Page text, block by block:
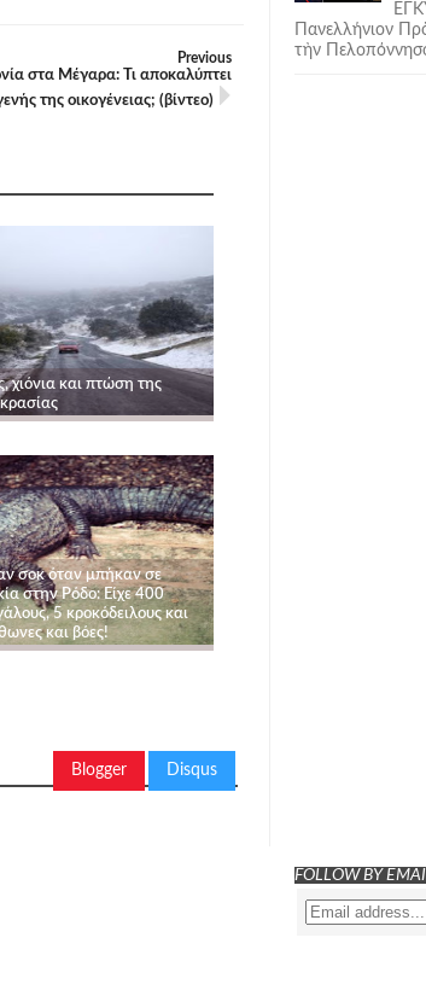
Previous
στα Μέγαρα: Τι αποκαλύπτει
της οικογένειας; (βίντεο)
χιόνια και πτώση της
σοκ όταν μπήκαν σε
στην Ρόδο: Είχε 400
5 κροκόδειλους και
και βόες!
Blogger Disqus
Πανελλήνιον
τὴν
FOLLOW BY